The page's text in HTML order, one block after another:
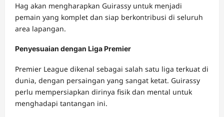
Hag akan mengharapkan Guirassy untuk menjadi
pemain yang komplet dan siap berkontribusi di seluruh
area lapangan.
Penyesuaian dengan Liga Premier
Premier League dikenal sebagai salah satu liga terkuat di
dunia, dengan persaingan yang sangat ketat. Guirassy
perlu mempersiapkan dirinya fisik dan mental untuk
menghadapi tantangan ini.